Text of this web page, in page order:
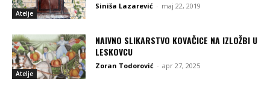
Atelje
Siniša Lazarević - maj 22, 2019
Atelje
NAIVNO SLIKARSTVO KOVAČICE NA IZLOŽBI U
LESKOVCU
Zoran Todorović - apr 27, 2025